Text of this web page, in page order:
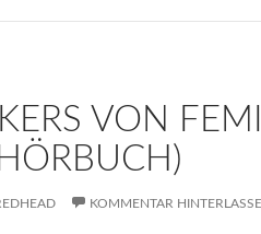
VON
KOMMENTAR